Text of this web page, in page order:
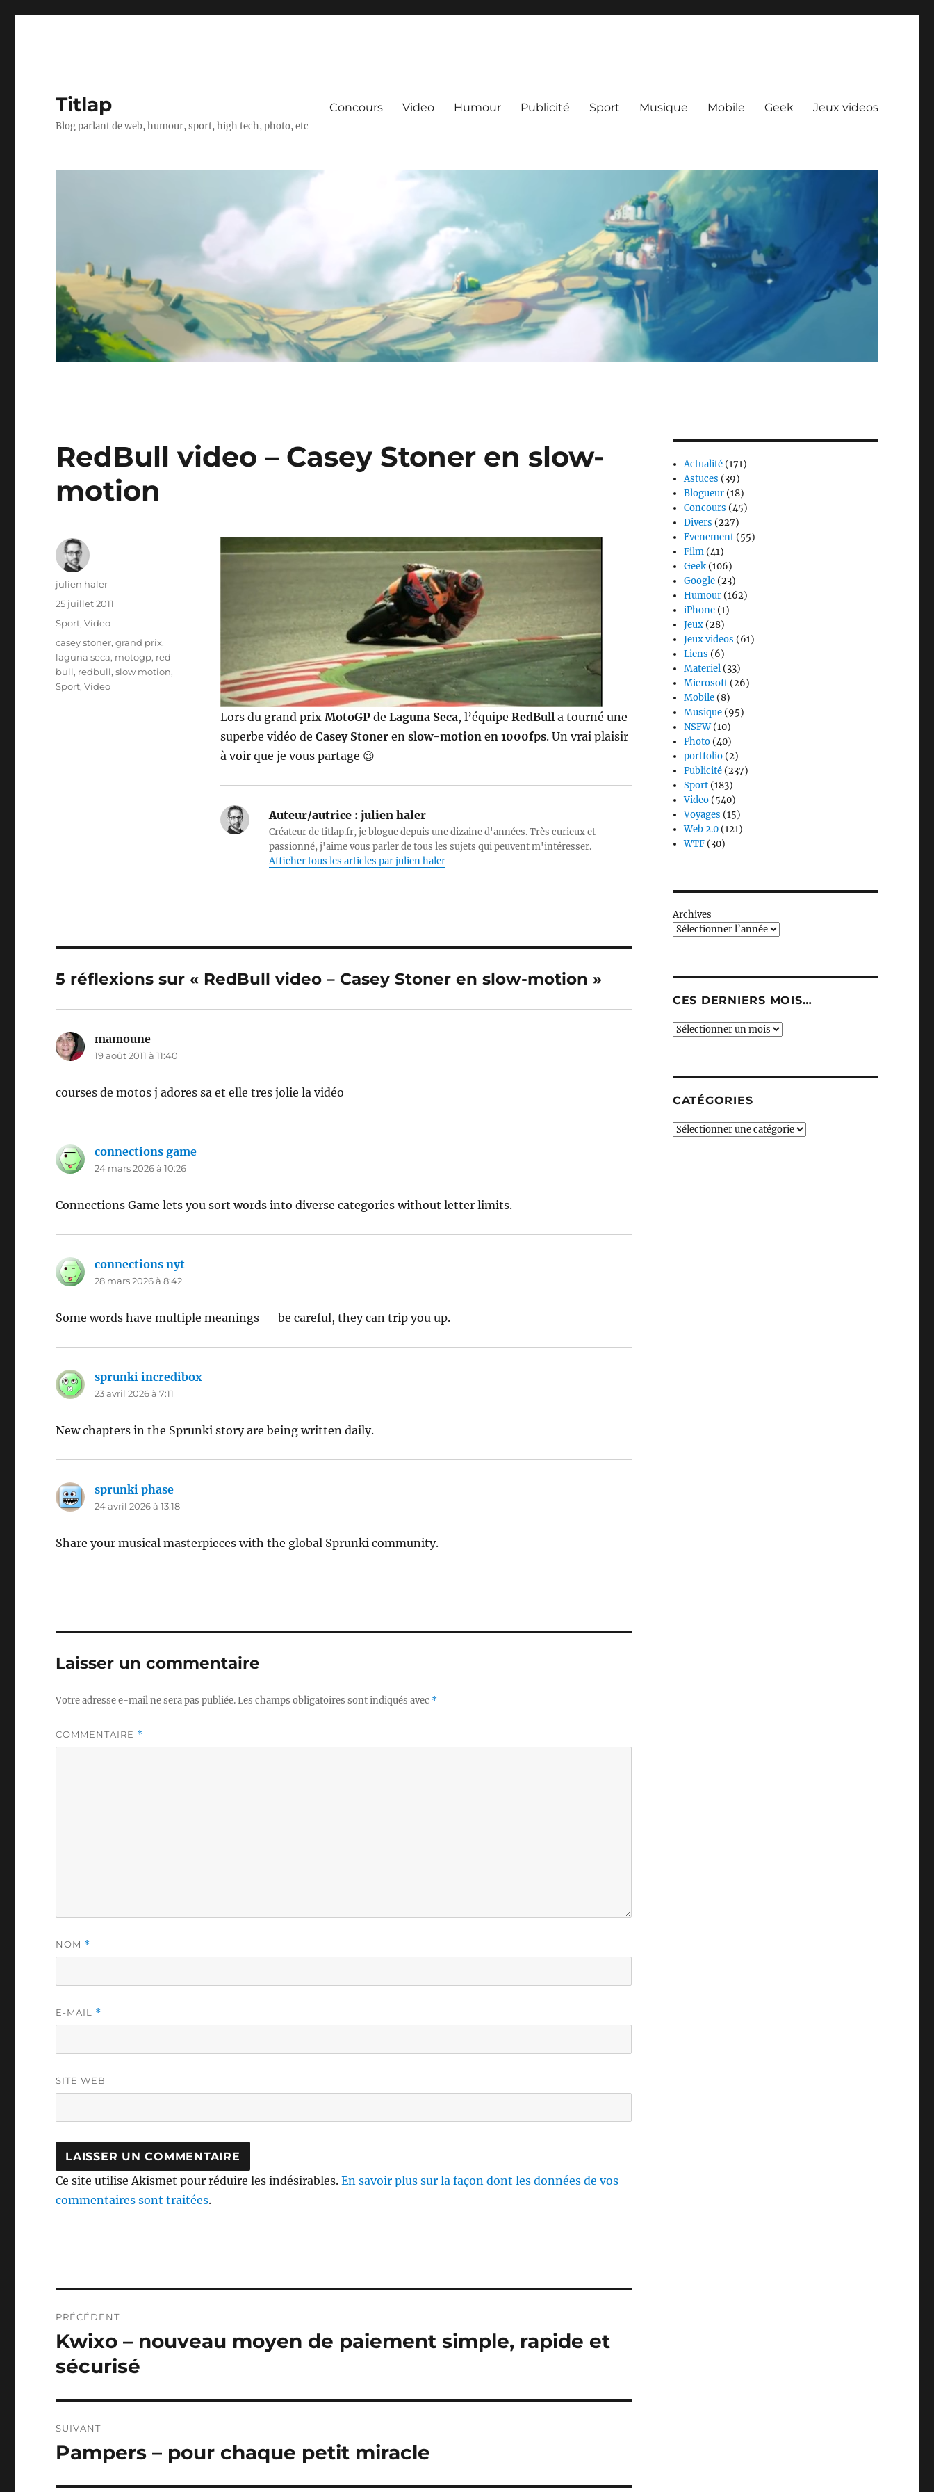
Titlap
Blog parlant de web, humour, sport, high tech, photo, etc
Concours Video Humour Publicité Sport Musique Mobile Geek Jeux videos
RedBull video – Casey Stoner en slow-
motion
Lors du grand prix MotoGP de Laguna Seca, l’équipe RedBull a tourné une
superbe vidéo de Casey Stoneren slow-motion en 1000fps. Un vrai plaisir
à voir que je vous partage 😉
Auteur/autrice :julien haler
Créateur de titlap.fr, je blogue depuis une dizaine d'années. Très curieux et
passionné, j'aime vous parler de tous les sujets qui peuvent m'intéresser.
Afficher tous les articles par julien haler
Auteur
julien haler
Publié
25 juillet 2011
Catégories
Sport,Video
Étiquettes
casey stoner,grand prix,
laguna seca, motogp, red
bull, redbull,slow motion,
Sport,Video
5 réflexions sur « RedBull video – Casey Stoner en slow-motion »
mamoune
19 août 2011 à 11:40
courses de motos j adores sa et elle tres jolie la vidéo
connections game
24 mars 2026 à 10:26
Connections Game lets you sort words into diverse categories without letter limits.
connections nyt
28 mars 2026 à 8:42
Some words have multiple meanings — be careful, they can trip you up.
sprunki incredibox
23 avril 2026 à 7:11
New chapters in the Sprunki story are being written daily.
sprunki phase
24 avril 2026 à 13:18
Share your musical masterpieces with the global Sprunki community.
Laisser un commentaire
Votre adresse e-mail ne sera pas publiée.Les champs obligatoires sont indiqués avec *
COMMENTAIRE *
NOM *
E-MAIL *
SITE WEB
Ce site utilise Akismet pour réduire les indésirables.En savoir plus sur la façon dont les données de vos
commentaires sont traitées.
de
l’article
PRÉCÉDENT
Publication
précédente :
Kwixo – nouveau moyen de paiement simple, rapide et
sécurisé
SUIVANT
Publication
Pampers – pour chaque petit miracle
Actualité (171)
Astuces (39)
Blogueur (18)
Concours (45)
Divers (227)
Evenement (55)
Film (41)
Geek (106)
Google (23)
Humour (162)
iPhone (1)
Jeux (28)
Jeux videos (61)
Liens (6)
Materiel (33)
Microsoft (26)
Mobile (8)
Musique (95)
NSFW(10)
Photo (40)
portfolio (2)
Publicité (237)
Sport (183)
Video (540)
Voyages (15)
Web 2.0 (121)
WTF (30)
Archives
CES DERNIERS MOIS…
Ces
CATÉGORIES
Catégories